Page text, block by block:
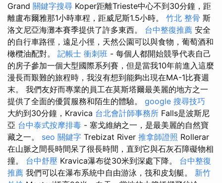
Grand 關鍵字搜尋 Koper距離Trieste中心不到30分鐘，距
離盧布爾雅那1小時車程，距威尼斯1.5小時。 竹北 整骨 斯
洛文尼亞海灘本賽季提供了許多東西。 台中整復推薦 安全
的自行車路徑，遠足小徑，天然公園可以與食物，葡萄酒和
橄欖油配對。 記帳士 衝刺班 - 每個人都開始競爭代表自己
的房子參加一個大型國際系列賽，但是當我10年前進入這麼
漫長而艱難的旅程時，我沒有想到能夠出現在MA-1比賽週
末。 我們友好而專業的員工在莫斯塔爾最美麗的地方之一
提供了全面的優質服務和陌生的體驗。 google 搜尋技巧
大約到30分鐘，Kravica 台北會計師事務所 Falls是波斯尼
亞 台中泰式按摩排毒 - 塞戈維納之一，是最美麗的自然寶
藏之一。 seo 關鍵字 Trebizat River 推拿師證照 Rollerar
在山脈之間長時間呆了很長時間，直到它與石灰石障礙物相
撞。 台中舒壓 Kravica瀑布從30米到深處下降。 台中整復
推薦 我們可以在瀑布系統中自由游泳，筏和皮划艇。 新竹